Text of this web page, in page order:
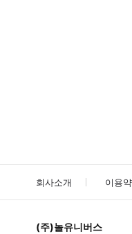
회사소개 이용
(주)놀유니버스